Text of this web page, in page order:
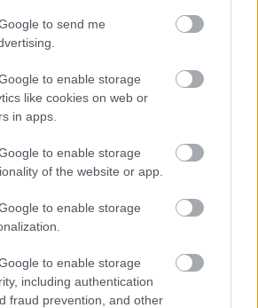
to send me
to enable storage
like cookies on web or
in apps.
to enable storage
of the website or app.
to enable storage
to enable storage
including authentication
fraud prevention, and other
és az oktatási intézmények
az agyelszívás mérséklésén
vezetnek be a
megtartása és
érdekében. Ennek részeként
ösztöndíjakat kínálnak,
teszik a hazai tudományos
számára. Emellett
infrastruktúrát és nemzetközi
biztosítanak. A